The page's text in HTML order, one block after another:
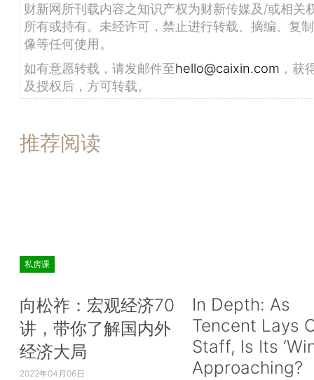
财新网所刊载内容之知识产权为财新传媒及/或相关
所有或持有。未经许可，禁止进行转载、摘编、复
像等任何使用。
如有意愿转载，请发邮件至hello@caixin.com ，获
及授权后，方可转载。
推荐阅读
私房课
向松祚：宏观经济70
讲，带你了解国内外
经济大局
2022年04月06日
In Depth: As
Tencent Lays
Staff, Is Its
Approaching?